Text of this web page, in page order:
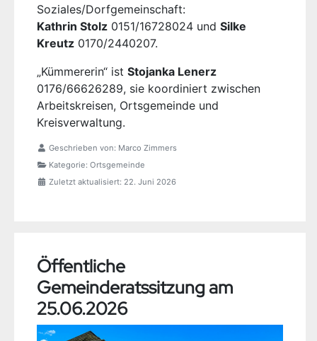
Soziales/Dorfgemeinschaft:
Kathrin Stolz 0151/16728024 und Silke
Kreutz 0170/2440207.
„Kümmererin“ ist Stojanka Lenerz
0176/66626289, sie koordiniert zwischen
Arbeitskreisen, Ortsgemeinde und
Kreisverwaltung.
Geschrieben von: Marco Zimmers
Kategorie: Ortsgemeinde
Zuletzt aktualisiert: 22. Juni 2026
Öffentliche
Gemeinderatssitzung am
25.06.2026